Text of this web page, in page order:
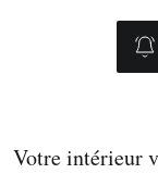
Votre intérieur